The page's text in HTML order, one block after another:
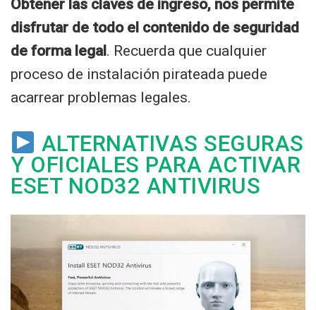
Obtener las claves de ingreso, nos permite
disfrutar de todo el contenido de seguridad
de forma legal . Recuerda que cualquier
proceso de instalación pirateada puede
acarrear problemas legales.
ALTERNATIVAS SEGURAS
Y OFICIALES PARA ACTIVAR
ESET NOD32 ANTIVIRUS